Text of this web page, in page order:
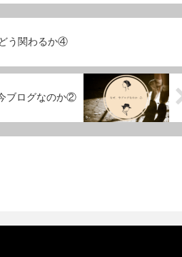
う関わるか④
ブログなのか②